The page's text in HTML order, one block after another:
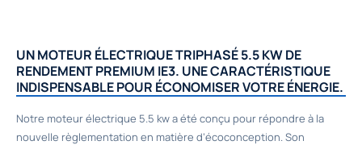
UN MOTEUR ÉLECTRIQUE TRIPHASÉ 5.5 KW DE
RENDEMENT PREMIUM IE3. UNE CARACTÉRISTIQUE
INDISPENSABLE POUR ÉCONOMISER VOTRE ÉNERGIE.
Notre moteur électrique 5.5 kw a été conçu pour répondre à la
nouvelle règlementation en matière d’écoconception. Son